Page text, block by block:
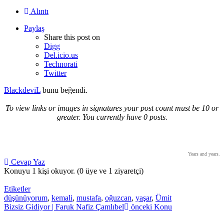
Alıntı
Paylaş
Share this post on
Digg
Del.icio.us
Technorati
Twitter
BlackdeviL bunu beğendi.
To view links or images in signatures your post count must be 10 or
greater. You currently have 0 posts.
Years and years.
Cevap Yaz
Konuyu 1 kişi okuyor. (0 üye ve 1 ziyaretçi)
Etiketler
düşünüyorum, kemali, mustafa, oğuzcan, yaşar, Ümit
Bizsiz Gidiyor | Faruk Nafiz Çamlıbel
önceki Konu